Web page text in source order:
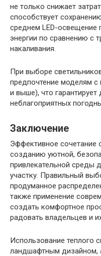
не только снижает
способствует
среднем LED-освещение
энергии по сравнению с
накаливания.
При выборе
предпочтение моделям
и выше), что
неблагоприятных
Заключение
Эффективное
созданию уютной,
привлекательной среды
участку. Правильный
продуманное
также применение
создать комфортное
радовать владельцев и
Использование теплого
ландшафтным дизайном,